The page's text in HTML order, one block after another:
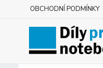
OBCHODNÍ PODMÍNKY